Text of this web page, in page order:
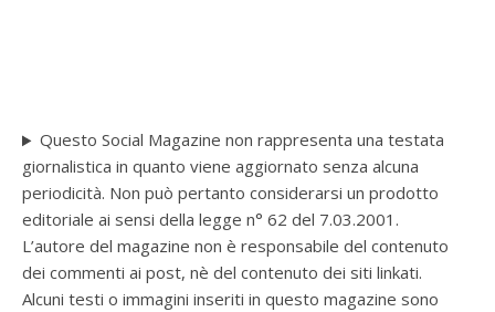
Questo Social Magazine non rappresenta una testata
giornalistica in quanto viene aggiornato senza alcuna
periodicità. Non può pertanto considerarsi un prodotto
editoriale ai sensi della legge n° 62 del 7.03.2001.
L’autore del magazine non è responsabile del contenuto
dei commenti ai post, nè del contenuto dei siti linkati.
Alcuni testi o immagini inseriti in questo magazine sono